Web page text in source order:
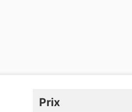
Prix